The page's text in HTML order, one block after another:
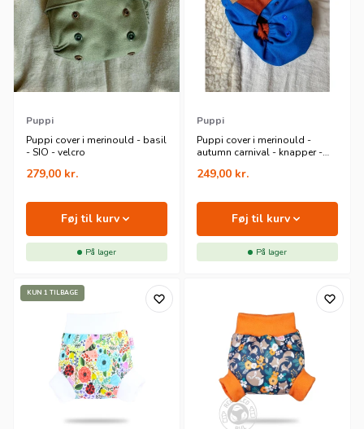
Puppi
Puppi cover i merinould - basil
- SIO - velcro
279,00 kr.
Føj til kurv
På lager
Puppi
Puppi cover i merinould -
autumn carnival - knapper -
249,00 kr.
Føj til kurv
På lager
KUN 1 TILBAGE